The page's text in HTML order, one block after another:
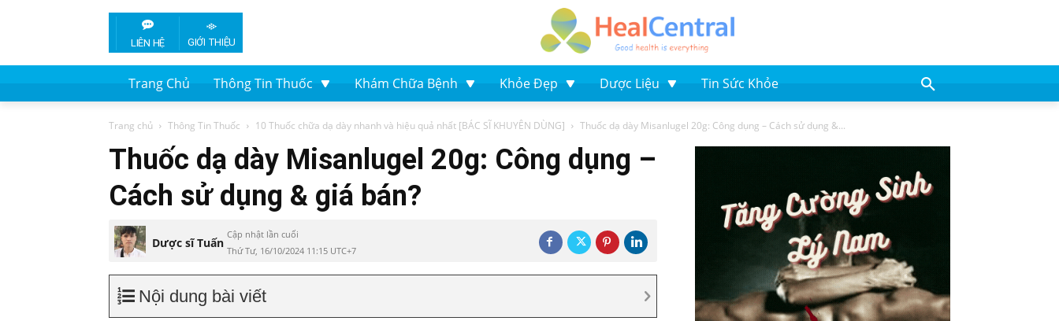
LIÊN HỆ GIỚI THIỆU
Trang Chủ Thông Tin Thuốc Khám Chữa Bệnh Khỏe Đẹp Dược Liệu Tin Sức Khỏe
Trang chủ Thông Tin Thuốc 10 Thuốc chữa dạ dày nhanh và hiệu quả nhất [BÁC SĨ KHUYÊN DÙNG] Thuốc dạ dày Misanlugel 20g: Công dụng – Cách sử dụng &...
Thuốc dạ dày Misanlugel 20g: Công dụng –
Cách sử dụng & giá bán?
Dược sĩ Tuấn
Cập nhật lần cuối
Thứ Tư, 16/10/2024 11:15 UTC+7
Nội dung bài viết